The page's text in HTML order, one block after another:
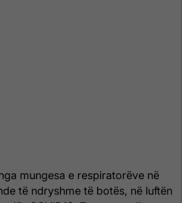
mungesa e respiratorëve në
të ndryshme të botës, në luftën